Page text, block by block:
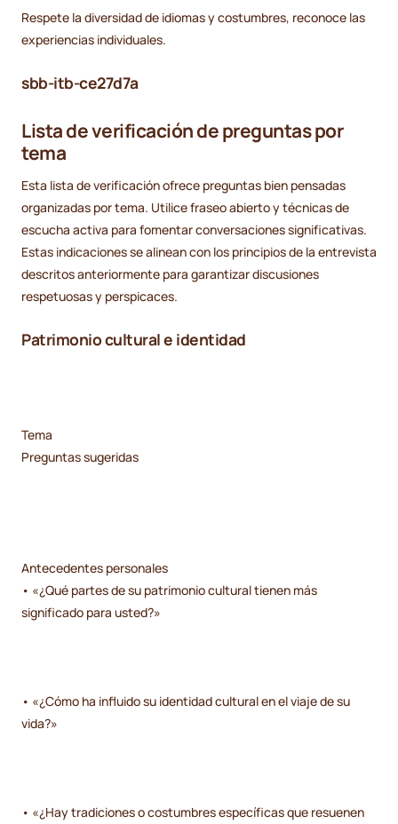
Respete la diversidad de idiomas y costumbres, reconoce las
experiencias individuales.
sbb-itb-ce27d7a
Lista de verificación de preguntas por
tema
Esta lista de verificación ofrece preguntas bien pensadas
organizadas por tema. Utilice fraseo abierto y técnicas de
escucha activa para fomentar conversaciones significativas.
Estas indicaciones se alinean con los principios de la entrevista
descritos anteriormente para garantizar discusiones
respetuosas y perspicaces.
Patrimonio cultural e identidad
Tema
Preguntas sugeridas
Antecedentes personales
• «¿Qué partes de su patrimonio cultural tienen más
significado para usted?»
• «¿Cómo ha influido su identidad cultural en el viaje de su
vida?»
• «¿Hay tradiciones o costumbres específicas que resuenen